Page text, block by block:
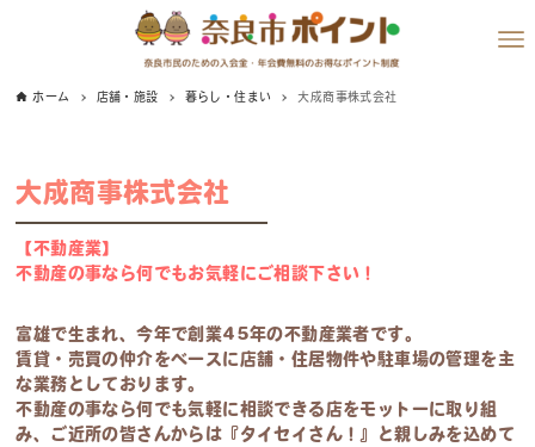
ホーム 店舗・施設 暮らし・住まい 大成商事株式会社
大成商事株式会社
【不動産業】
不動産の事なら何でもお気軽にご相談下さい！
富雄で生まれ、今年で創業45年の不動産業者です。
賃貸・売買の仲介をベースに店舗・住居物件や駐車場の管理を主
な業務としております。
不動産の事なら何でも気軽に相談できる店をモットーに取り組
み、 ご近所の皆さんからは『タイセイさん！』と親しみを込めて